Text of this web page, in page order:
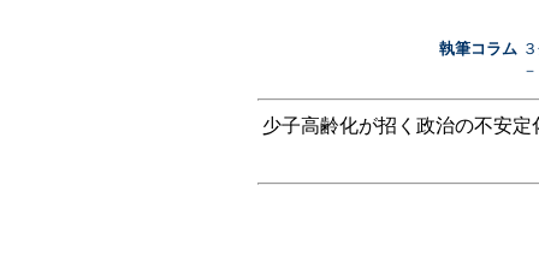
執筆コラム
少子高齢化が招く政治の不安定